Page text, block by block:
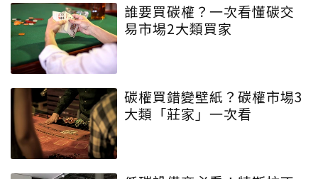
誰要買碳權？一次看懂碳交
易市場2大類買家
碳權買錯變壁紙？碳權市場3
大類「莊家」一次看